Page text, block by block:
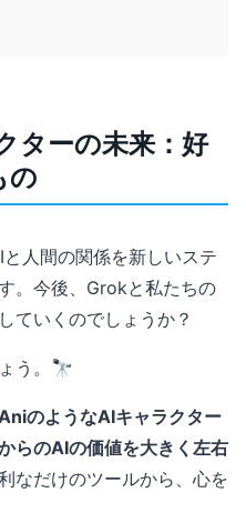
ターの未来：好
の
人間の関係を新しいステ
。今後、Grokと私たちの
ていくのでしょうか？
う。🔭
のようなAIキャラクター
らのAIの価値を大きく左右
なだけのツールから、心を